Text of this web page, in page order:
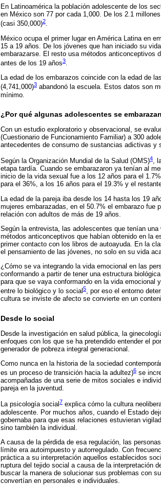
En Latinoamérica la población adolescente de los
en México son 77 por cada 1,000. De los 2.1
(casi 350,000)2.
México ocupa el primer lugar en América Latina en
15 a 19 años. De los jóvenes que han iniciado su
embarazarse. El resto usa métodos anticonceptivos
antes de los 19 años3.
La edad de los embarazos coincide con la edad de
(4,741,000)3 abandonó la escuela. Estos datos son
mínimo.
¿Por qué algunas adolescentes se
Con un estudio exploratorio y observacional, se
(Cuestionario de Funcionamiento Familiar) a 300
antecedentes de consumo de sustancias adictivas y
Según la Organización Mundial de la Salud (OMS)4,
etapa tardía. Cuando se embarazaron ya tenían al
inicio de la vida sexual fue a los 12 años para el
para el 36%, a los 16 años para el 19.3% y el
La edad de la pareja iba desde los 14 hasta los 19
mujeres embarazadas, en el 50.7% el embarazo fue
relación con adultos de más de 19 años.
Según la entrevista, las adolescentes que tenían
métodos anticonceptivos que habían obtenido en la
primer contacto con los libros de autoayuda. En la
el pensamiento de las jóvenes, no solo en su vida
¿Cómo se va integrando la vida emocional en las
conformando a partir de tener una estructura
para que se vaya conformando en la vida emocional
entre lo biológico y lo social5, por eso el entorno
cultura se inviste de afecto se convierte en un
Desde lo social
Desde la investigación en salud pública, la
enfoques con los que se ha pretendido entender el
generador de pobreza integral generacional.
Como nunca en la historia de la sociedad
es un proceso de transición hacia la adultez)6 se
acompañadas de una serie de mitos sociales e
pareja en la juventud.
La psicología social7 explica cómo la cultura
adolescente. Por muchos años, cuando el Estado
gobernaba para que esas relaciones estuvieran
sino también la individual.
A causa de la pérdida de esa regulación, las
límite era autoimpuesto y autorregulado. Con
práctica a su interpretación aquellos establecidos
ruptura del tejido social a causa de la interpretación
buscar la manera de solucionar sus problemas con
convertían en personales e individuales.